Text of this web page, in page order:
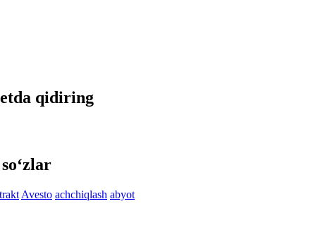
qidiring
Avesto achchiqlash abyot